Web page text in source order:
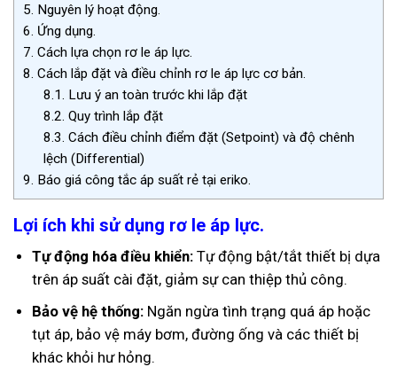
5. Nguyên lý hoạt động.
6. Ứng dụng.
7. Cách lựa chọn rơ le áp lực.
8. Cách lắp đặt và điều chỉnh rơ le áp lực cơ bản.
8.1. Lưu ý an toàn trước khi lắp đặt
8.2. Quy trình lắp đặt
8.3. Cách điều chỉnh điểm đặt (Setpoint) và độ chênh
lệch (Differential)
9. Báo giá công tắc áp suất rẻ tại eriko.
Lợi ích khi sử dụng rơ le áp lực.
Tự động hóa điều khiển:Tự động bật/tắt thiết bị dựa
trên áp suất cài đặt, giảm sự can thiệp thủ công.
Bảo vệ hệ thống:Ngăn ngừa tình trạng quá áp hoặc
tụt áp, bảo vệ máy bơm, đường ống và các thiết bị
khác khỏi hư hỏng.